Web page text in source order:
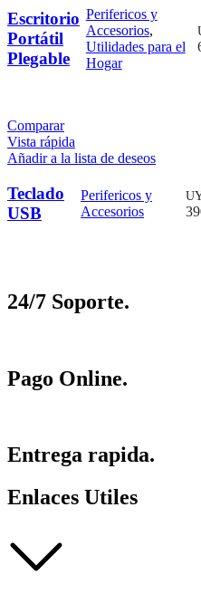
Escritorio
Portátil
Plegable
Perifericos y
Accesorios,
Utilidades para el
Hogar
Comparar
Vista rápida
Añadir a la lista de deseos
Teclado
USB
Perifericos y
Accesorios
24/7 Soporte.
Pago Online.
Entrega rapida.
Enlaces Utiles